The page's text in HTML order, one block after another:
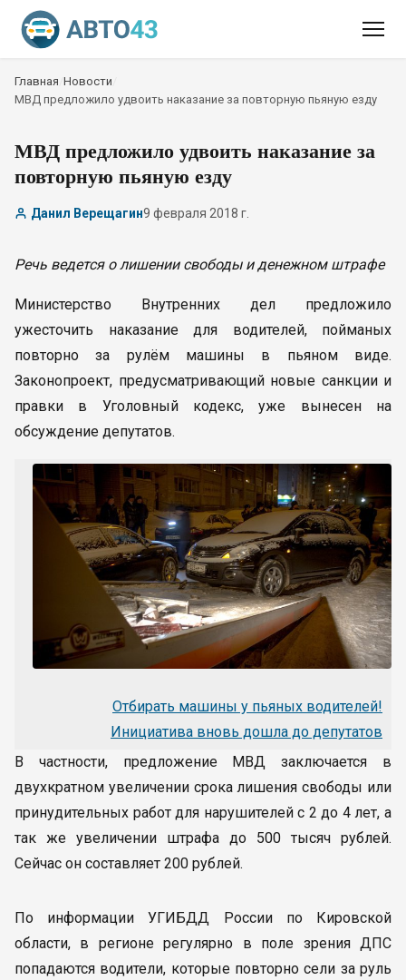
Главная Новости
МВД предложило удвоить наказание за повторную пьяную езду
МВД предложило удвоить наказание за
повторную пьяную езду
Данил Верещагин9 февраля 2018 г.
Речь ведется о лишении свободы и денежном штрафе
Министерство Внутренних дел предложило
ужесточить наказание для водителей, пойманых
повторно за рулём машины в пьяном виде.
Законопроект, предусматривающий новые санкции и
правки в Уголовный кодекс, уже вынесен на
обсуждение депутатов.
Отбирать машины у пьяных водителей!
Инициатива вновь дошла до депутатов
В частности, предложение МВД заключается в
двухкратном увеличении срока лишения свободы или
принудительных работ для нарушителей с 2 до 4 лет, а
так же увеличении штрафа до 500 тысяч рублей.
Сейчас он составляет 200 рублей.
По информации УГИБДД России по Кировской
области, в регионе регулярно в поле зрения ДПС
попадаются водители, которые повторно сели за руль